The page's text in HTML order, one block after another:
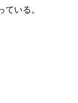
いる。